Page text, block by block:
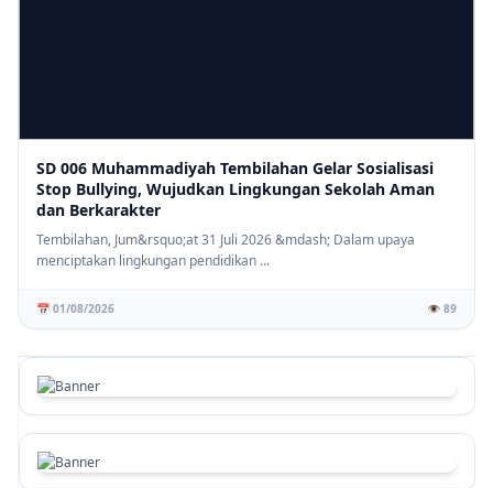
SD 006 Muhammadiyah Tembilahan Gelar Sosialisasi
Stop Bullying, Wujudkan Lingkungan Sekolah Aman
dan Berkarakter
Tembilahan, Jum&rsquo;at 31 Juli 2026 &mdash; Dalam upaya
menciptakan lingkungan pendidikan ...
📅 01/08/2026 👁️ 89